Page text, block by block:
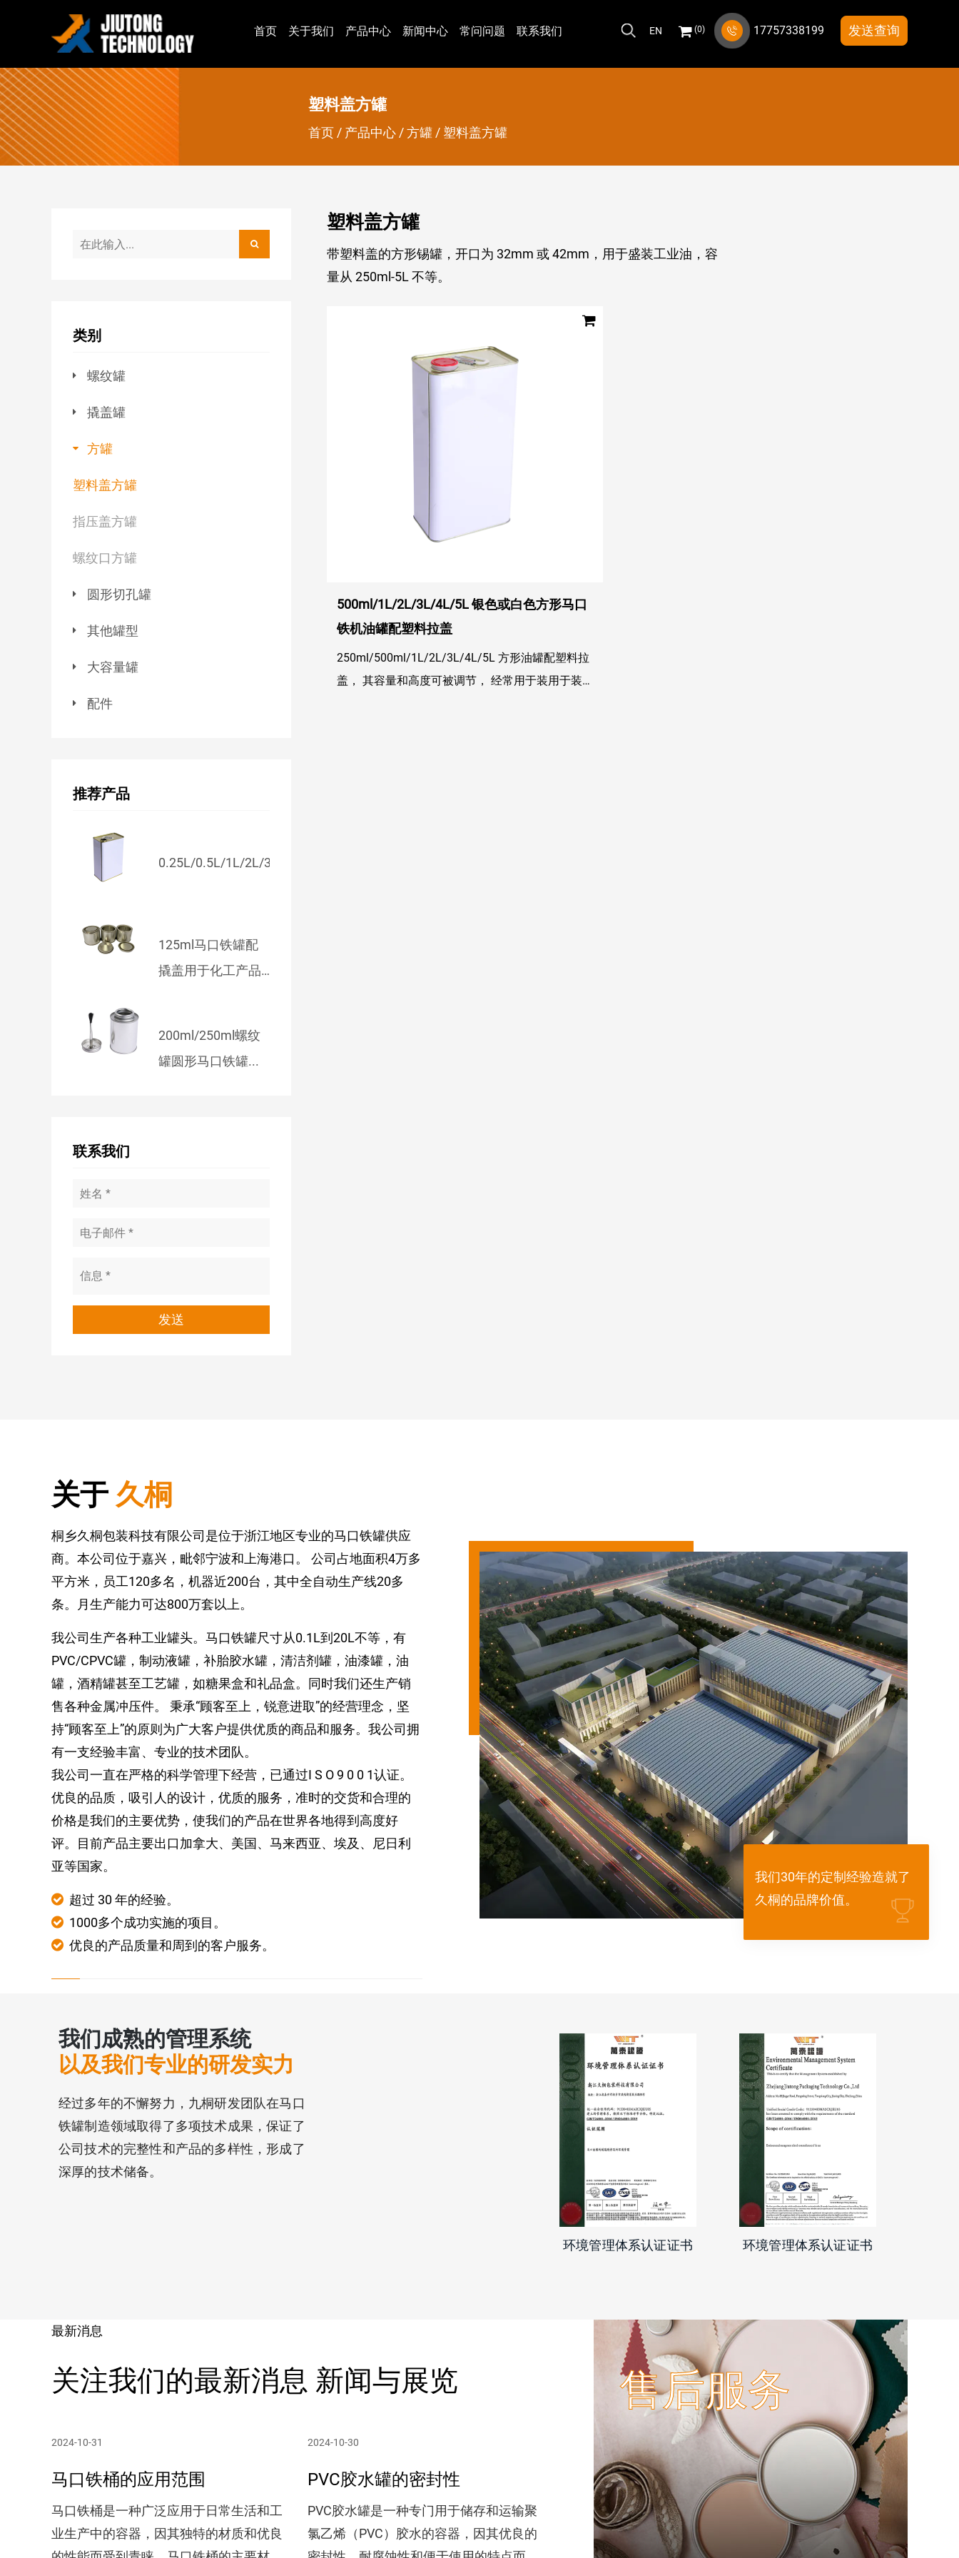
首页 关于我们 产品中心 新闻中心 常问问题 联系我们 EN (0) 17757338199 发送查询
塑料盖方罐
首页 / 产品中心 /方罐 / 塑料盖方罐
类别
螺纹罐
撬盖罐
方罐
塑料盖方罐
指压盖方罐
螺纹口方罐
圆形切孔罐
其他罐型
大容量罐
配件
推荐产品
0.25L/0.5L/1L/2L/3L/...
125ml马口铁罐配
撬盖用于化工产品
200ml/250ml螺纹
罐圆形马口铁罐...
联系我们
塑料盖方罐
带塑料盖的方形锡罐，开口为 32mm 或 42mm，用于盛装工业油，容
量从 250ml-5L 不等。
500ml/1L/2L/3L/4L/5L 银色或白色方形马口
铁机油罐配塑料拉盖
250ml/500ml/1L/2L/3L/4L/5L 方形油罐配塑料拉
盖， 其容量和高度可被调节， 经常用于装用于装
关于 久桐
桐乡久桐包装科技有限公司是位于浙江地区专业的马口铁罐供应
商。本公司位于嘉兴，毗邻宁波和上海港口。 公司占地面积4万多
平方米，员工120多名，机器近200台，其中全自动生产线20多
条。月生产能力可达800万套以上。
我公司生产各种工业罐头。马口铁罐尺寸从0.1L到20L不等，有
PVC/CPVC罐，制动液罐，补胎胶水罐，清洁剂罐，油漆罐，油
罐，酒精罐甚至工艺罐，如糖果盒和礼品盒。同时我们还生产销
售各种金属冲压件。 秉承“顾客至上，锐意进取”的经营理念，坚
持“顾客至上”的原则为广大客户提供优质的商品和服务。我公司拥
有一支经验丰富、专业的技术团队。
我公司一直在严格的科学管理下经营，已通过I S O 9 0 0 1认证。
优良的品质，吸引人的设计，优质的服务，准时的交货和合理的
价格是我们的主要优势，使我们的产品在世界各地得到高度好
评。目前产品主要出口加拿大、美国、马来西亚、埃及、尼日利
亚等国家。
超过 30 年的经验。
1000多个成功实施的项目。
优良的产品质量和周到的客户服务。
我们30年的定制经验造就了
久桐的品牌价值。
我们成熟的管理系统
以及我们专业的研发实力
经过多年的不懈努力，九桐研发团队在马口
铁罐制造领域取得了多项技术成果，保证了
公司技术的完整性和产品的多样性，形成了
深厚的技术储备。
环境管理体系认证证书
职业健康与安全管理体
最新消息
关注我们的最新消息 新闻与展览
2024-10-31
马口铁桶的应用范围
马口铁桶是一种广泛应用于日常生活和工
业生产中的容器，因其独特的材质和优良
2024-10-30
PVC胶水罐的密封性
PVC胶水罐是一种专门用于储存和运输聚
氯乙烯（PVC）胶水的容器，因其优良的
售后服务